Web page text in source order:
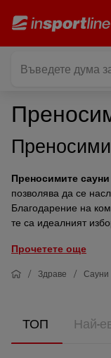
Преносимите сауни
позволява да се
Благодарение на
те са идеалният
Прочетете още
Здраве Сауни
ТОП Най-